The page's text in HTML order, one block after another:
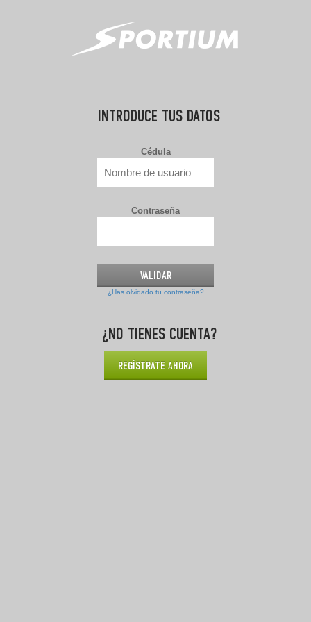
INTRODUCE TUS DATOS
Cédula
Contraseña
¿Has olvidado tu contraseña?
¿NO TIENES CUENTA?
REGÍSTRATE AHORA